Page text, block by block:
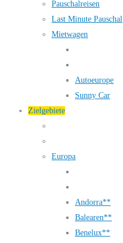
Pauschalreisen
Last Minute Pauschal
Mietwagen
Autoeurope
Sunny Car
Zielgebiete
Europa
Andorra**
Balearen**
Benelux**